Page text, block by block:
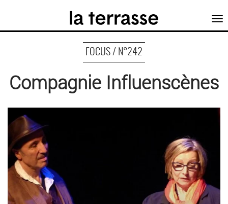
FOCUS / N°242
Compagnie Influenscènes